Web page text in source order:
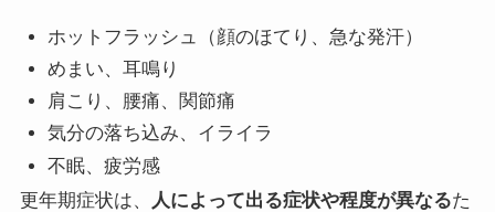
ホットフラッシュ（顔のほてり、急な発汗）
めまい、耳鳴り
肩こり、腰痛、関節痛
気分の落ち込み、イライラ
不眠、疲労感
更年期症状は、
人によって出る症状や程度が異なるた